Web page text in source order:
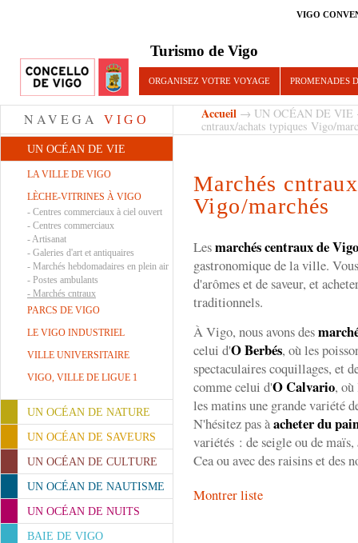
VIGO
Turismo de Vigo
ORGANISEZ VOTRE VOYAGE PROMENADES
NAVEGA VIGO
UN OCÉAN DE VIE
LA VILLE DE VIGO
LÈCHE-VITRINES À VIGO
- Centres commerciaux à ciel ouvert
- Centres commerciaux
-Artisanat
- Galeries d'art et antiquaires
- Marchés hebdomadaires en plein air
- Postes ambulants
- Marchés cntraux
PARCS DE VIGO
LE VIGO INDUSTRIEL
VILLE UNIVERSITAIRE
VIGO, VILLE DE LIGUE 1
UN OCÉAN DE NATURE
UN OCÉAN DE SAVEURS
UN OCÉAN DE CULTURE
UN OCÉAN DE NAUTISME
UN OCÉAN DE NUITS
BAIE DE VIGO
Accueil → UN OCÉAN DE VIE
cntraux/achats typiques Vigo/
Marchés
Vigo/marchés
Lesmarchés centraux de Vigo
gastronomique de la ville.
d'arômes et de saveur, et
traditionnels.
À Vigo, nous avons des
celui d'O Berbés, où les
spectaculaires coquillages, et
comme celui d'O Calvario, où
les matins une grande variété
N'hésitez pas àacheter du
variétés : de seigle ou de maïs,
Cea ou avec des raisins et des
Montrer liste